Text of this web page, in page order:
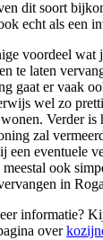
dit soort
echt als een
voordeel
te laten
gaat er vaak
wel zo
Verder is
zal
een eventuele
ook
in
informatie?
over